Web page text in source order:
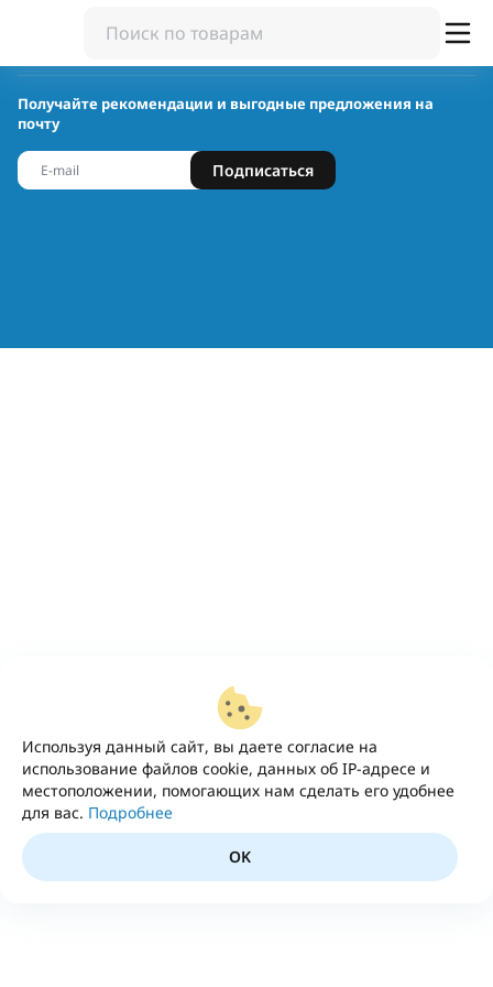
Используя данный сайт, вы даете согласие на
использование файлов cookie, данных об IP-адресе и
местоположении, помогающих нам сделать его удобнее
для вас. Подробнее
OK
Получайте рекомендации и выгодные предложения на
почту
Подписаться